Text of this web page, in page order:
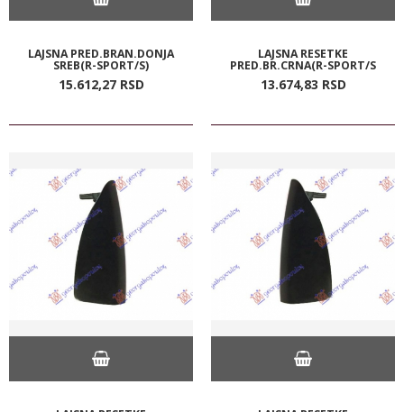
LAJSNA PRED.BRAN.DONJA
SREB(R-SPORT/S)
15.612,27 RSD
LAJSNA RESETKE
PRED.BR.CRNA(R-SPORT/S
13.674,83 RSD